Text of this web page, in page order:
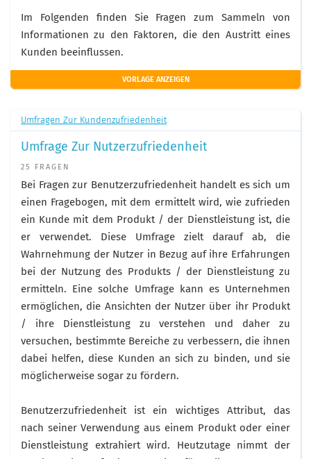
Im Folgenden finden Sie Fragen zum Sammeln von
Informationen zu den Faktoren, die den Austritt eines
Kunden beeinflussen.
VORLAGE ANZEIGEN
Umfragen Zur Kundenzufriedenheit
Umfrage Zur Nutzerzufriedenheit
25 FRAGEN
Bei Fragen zur Benutzerzufriedenheit handelt es sich um
einen Fragebogen, mit dem ermittelt wird, wie zufrieden
ein Kunde mit dem Produkt / der Dienstleistung ist, die
er verwendet. Diese Umfrage zielt darauf ab, die
Wahrnehmung der Nutzer in Bezug auf ihre Erfahrungen
bei der Nutzung des Produkts / der Dienstleistung zu
ermitteln. Eine solche Umfrage kann es Unternehmen
ermöglichen, die Ansichten der Nutzer über ihr Produkt
/ ihre Dienstleistung zu verstehen und daher zu
versuchen, bestimmte Bereiche zu verbessern, die ihnen
dabei helfen, diese Kunden an sich zu binden, und sie
möglicherweise sogar zu fördern.
Benutzerzufriedenheit ist ein wichtiges Attribut, das
nach seiner Verwendung aus einem Produkt oder einer
Dienstleistung extrahiert wird. Heutzutage nimmt der